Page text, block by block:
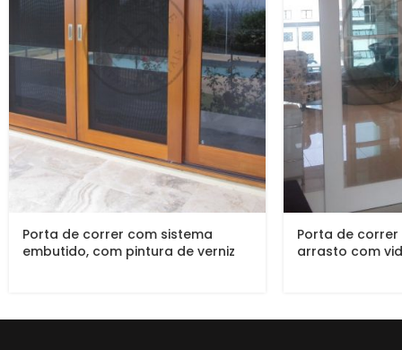
Porta de correr com sistema
embutido, com pintura de verniz
Porta de
arrasto com